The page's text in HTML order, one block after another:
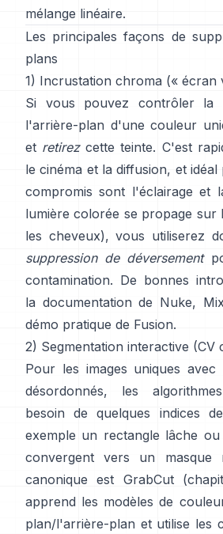
mélange linéaire.
Les principales façons de
plans
1) Incrustation chroma (« écran
Si vous pouvez contrôler la
l'arrière-plan d'une couleur
et retirezcette teinte. C'est
le cinéma et la diffusion, et
compromis sont l'éclairage et
lumière colorée se propage sur
les cheveux), vous utiliserez
suppression de déversement
contamination. De bonnes
la documentation de Nuke,
démo pratique de Fusion.
2) Segmentation interactive (CV
Pour les images uniques avec
désordonnés, les
besoin de quelques indices
exemple un rectangle lâche
convergent vers un masque
canonique est GrabCut (
apprend les modèles de
plan/l'arrière-plan et utilise les